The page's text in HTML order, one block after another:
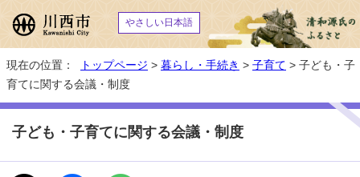
やさしい日本語
現在の位置： トップページ > 暮らし・手続き > 子育て > 子ども・子
育てに関する会議・制度
子ども・子育てに関する会議・制度